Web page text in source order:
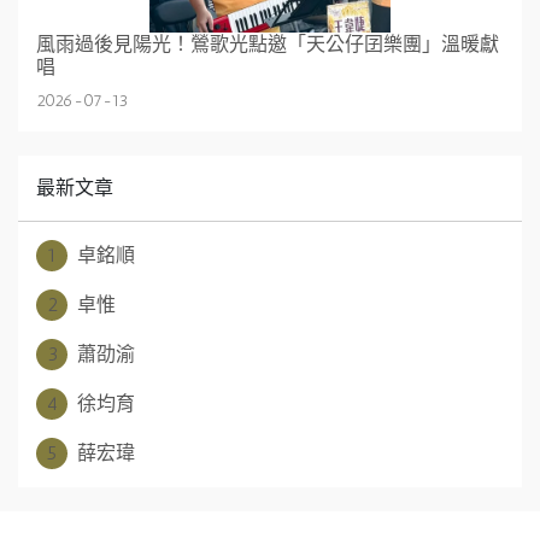
風雨過後見陽光！鶯歌光點邀「天公仔囝樂團」溫暖獻
唱
2026-07-13
最新文章
1 卓銘順
2 卓惟
3 蕭劭渝
4 徐均育
5 薛宏瑋